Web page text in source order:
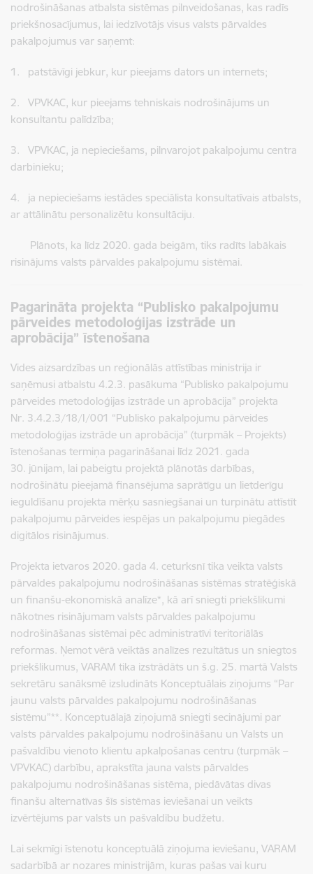
nodrošināšanas atbalsta sistēmas pilnveidošanas, kas radīs
priekšnosacījumus, lai iedzīvotājs visus valsts pārvaldes
pakalpojumus var saņemt:
1. patstāvīgi jebkur, kur pieejams dators un internets;
2. VPVKAC, kur pieejams tehniskais nodrošinājums un
konsultantu palīdzība;
3. VPVKAC, ja nepieciešams, pilnvarojot pakalpojumu centra
darbinieku;
4. ja nepieciešams iestādes speciālista konsultatīvais atbalsts,
ar attālinātu personalizētu konsultāciju.
Plānots, ka līdz 2020. gada beigām, tiks radīts labākais
risinājums valsts pārvaldes pakalpojumu sistēmai.
Pagarināta projekta “Publisko pakalpojumu
pārveides metodoloģijas izstrāde un
aprobācija” īstenošana
Vides aizsardzības un reģionālās attīstības ministrija ir
saņēmusi atbalstu 4.2.3. pasākuma “Publisko pakalpojumu
pārveides metodoloģijas izstrāde un aprobācija” projekta
Nr. 3.4.2.3/18/I/001 “Publisko pakalpojumu pārveides
metodoloģijas izstrāde un aprobācija” (turpmāk – Projekts)
īstenošanas termiņa pagarināšanai līdz 2021. gada
30. jūnijam, lai pabeigtu projektā plānotās darbības,
nodrošinātu pieejamā finansējuma saprātīgu un lietderīgu
ieguldīšanu projekta mērķu sasniegšanai un turpinātu attīstīt
pakalpojumu pārveides iespējas un pakalpojumu piegādes
digitālos risinājumus.
Projekta ietvaros 2020. gada 4. ceturksnī tika veikta valsts
pārvaldes pakalpojumu nodrošināšanas sistēmas stratēģiskā
un finanšu-ekonomiskā analīze*, kā arī sniegti priekšlikumi
nākotnes risinājumam valsts pārvaldes pakalpojumu
nodrošināšanas sistēmai pēc administratīvi teritoriālās
reformas. Ņemot vērā veiktās analīzes rezultātus un sniegtos
priekšlikumus, VARAM tika izstrādāts un š.g. 25. martā Valsts
sekretāru sanāksmē izsludināts Konceptuālais ziņojums “Par
jaunu valsts pārvaldes pakalpojumu nodrošināšanas
sistēmu”** . Konceptuālajā ziņojumā sniegti secinājumi par
valsts pārvaldes pakalpojumu nodrošināšanu un Valsts un
pašvaldību vienoto klientu apkalpošanas centru (turpmāk –
VPVKAC) darbību, aprakstīta jauna valsts pārvaldes
pakalpojumu nodrošināšanas sistēma, piedāvātas divas
finanšu alternatīvas šīs sistēmas ieviešanai un veikts
izvērtējums par valsts un pašvaldību budžetu.
Lai sekmīgi īstenotu konceptuālā ziņojuma ieviešanu, VARAM
sadarbībā ar nozares ministrijām, kuras pašas vai kuru